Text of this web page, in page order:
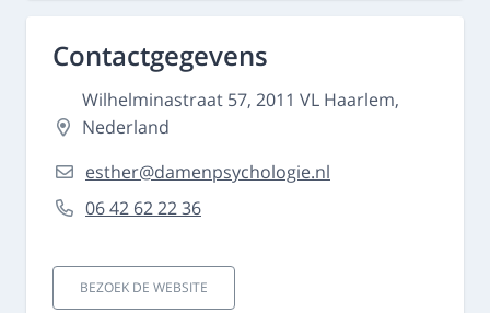
Contactgegevens
Wilhelminastraat 57, 2011 VL Haarlem,
Nederland
esther@damenpsychologie.nl
06 42 62 22 36
BEZOEK DE WEBSITE